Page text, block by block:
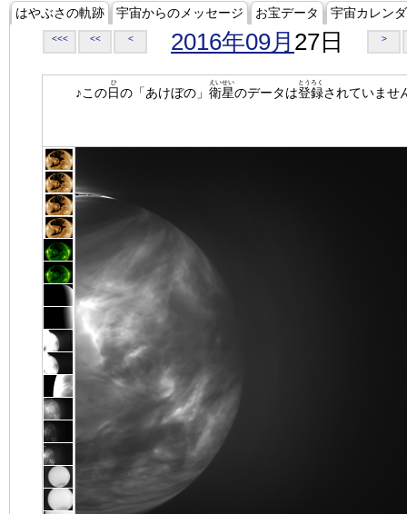
はやぶさの軌跡 宇宙からのメッセージ お宝データ 宇宙カレン
<<< << < 2016年09月 27日 >
♪この日
ひ
の「あけぼの」 衛星
えいせい
のデータは登録
とうろく
されていませ